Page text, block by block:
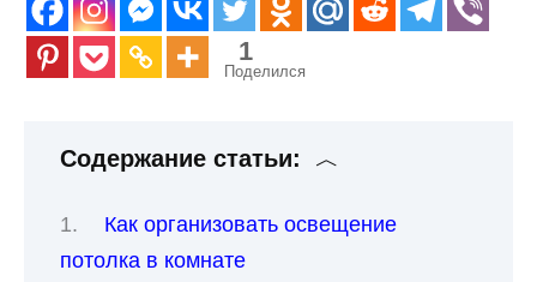
1
Поделился
Содержание статьи:
Как организовать освещение
потолка в комнате